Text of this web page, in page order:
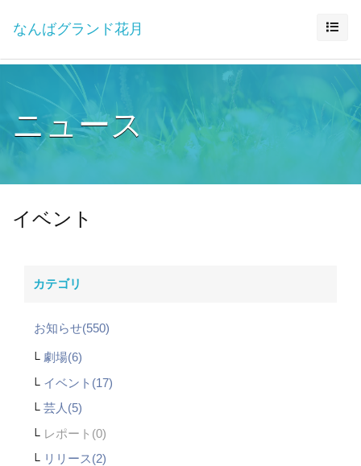
なんばグランド花月
ニュース
イベント
カテゴリ
お知らせ(550)
劇場(6)
イベント(17)
芸人(5)
レポート
リリース(2)